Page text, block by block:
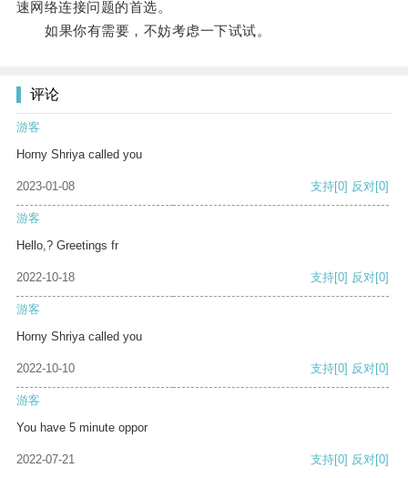
速网络连接问题的首选。
如果你有需要，不妨考虑一下试试。
评论
游客
Horny Shriya called you
2023-01-08 支持[0] 反对[0]
游客
Hello,? Greetings fr
2022-10-18 支持[0] 反对[0]
游客
Horny Shriya called you
2022-10-10 支持[0] 反对[0]
游客
You have 5 minute oppor
2022-07-21 支持[0] 反对[0]